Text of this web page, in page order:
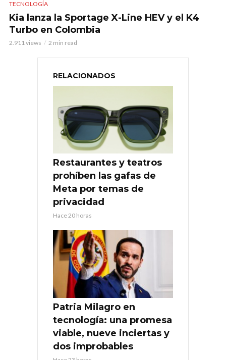
TECNOLOGÍA
Kia lanza la Sportage X-Line HEV y el K4
Turbo en Colombia
2.911 views 2 min read
RELACIONADOS
Restaurantes y teatros
prohíben las gafas de
Meta por temas de
privacidad
Hace 20 horas
Patria Milagro en
tecnología: una promesa
viable, nueve inciertas y
dos improbables